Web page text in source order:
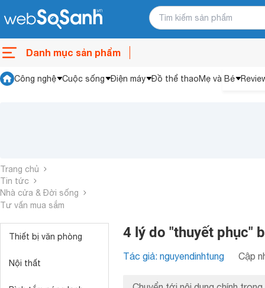
Danh mục sản phẩm
Công nghệ Cuộc sống Điện máy Đồ thể thaoMẹ và Bé
Trang chủ
Tin tức
Nhà cửa & Đời sống
Tư vấn mua sắm
Thiết bị văn phòng
Nội thất
4 lý do "thuyết phục"
Tác giả: nguyendinhtung Cập